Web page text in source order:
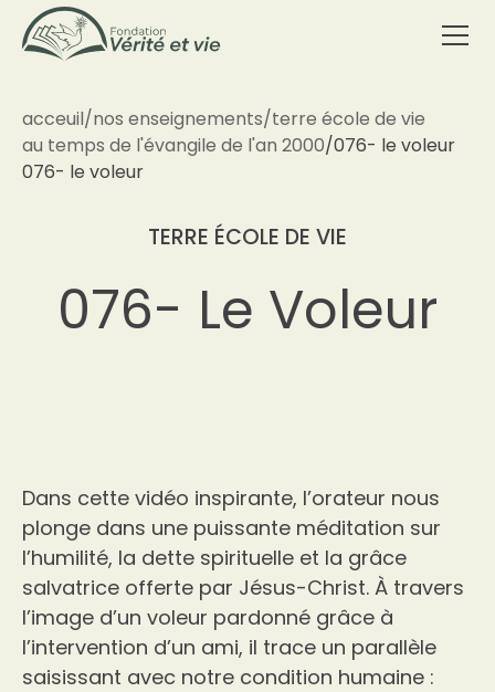
acceuil/nos enseignements/terre école de vie
au temps de l'évangile de l'an 2000/076- le voleur
076- le voleur
TERRE ÉCOLE DE VIE
076- Le Voleur
Dans cette vidéo inspirante, l’orateur nous
plonge dans une puissante méditation sur
l’humilité, la dette spirituelle et la grâce
salvatrice offerte par Jésus-Christ. À travers
l’image d’un voleur pardonné grâce à
l’intervention d’un ami, il trace un parallèle
saisissant avec notre condition humaine :